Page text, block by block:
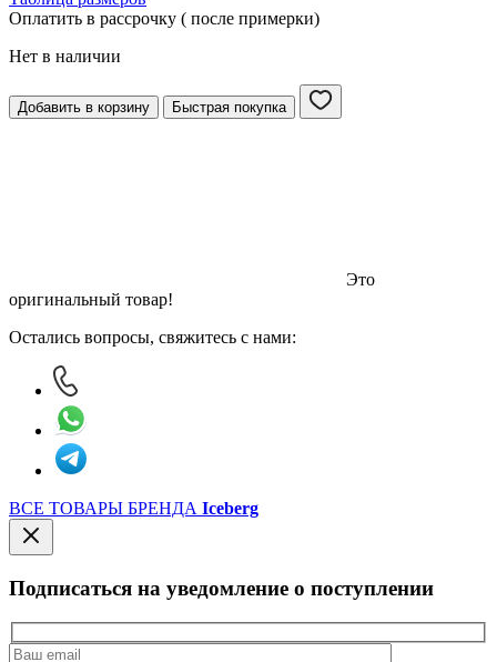
Оплатить в рассрочку ( после примерки)
Нет в наличии
Добавить в корзину Быстрая покупка
Это
оригинальный товар!
Остались вопросы, свяжитесь с нами:
ВСЕ ТОВАРЫ БРЕНДА Iceberg
Подписаться на уведомление о поступлении